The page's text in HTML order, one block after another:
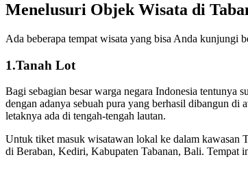
Menelusuri Objek Wisata di
Ada beberapa tempat wisata yang bisa Anda kunjungi
1.Tanah Lot
Bagi sebagian besar warga negara Indonesia tentunya
dengan adanya sebuah pura yang berhasil dibangun di
letaknya ada di tengah-tengah lautan.
Untuk tiket masuk wisatawan lokal ke dalam kawasan
di Beraban, Kediri, Kabupaten Tabanan, Bali. Tempat